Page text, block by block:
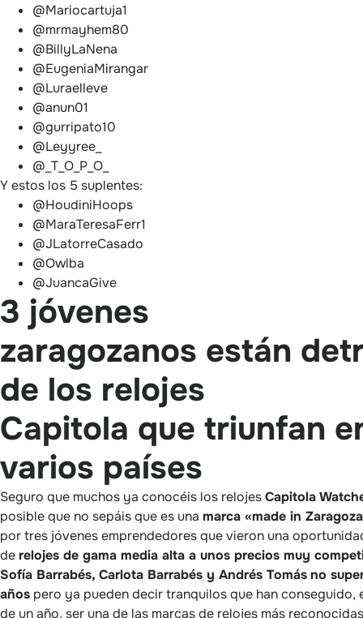
@Mariocartuja1
@mrmayhem80
@BillyLaNena
@EugeniaMirangar
@Luraelleve
@anun01
@gurripato10
@Leyyree_
@_T_O_P_O_
Y estos los 5 suplentes:
@HoudiniHoops
@MaraTeresaFerr1
@JLatorreCasado
@Owlba
@JuancaGive
3 jóvenes
zaragozanos están
de los relojes
Capitola que triunfan
varios países
Seguro que muchos ya conocéis los relojesCapitola
posible que no sepáis que es una marca «made in
por tres jóvenes emprendedores que vieron una
derelojes de gama media alta a unos precios muy
Sofía Barrabés, Carlota Barrabés y Andrés Tomásno
años pero ya pueden decir tranquilos que han conseguido,
de un año, ser una de las marcas de relojes más